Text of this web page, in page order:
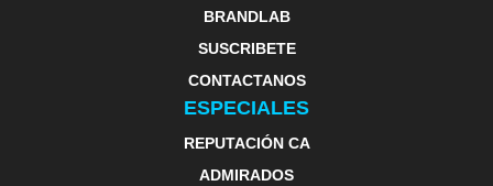
BRANDLAB
SUSCRIBETE
CONTACTANOS
ESPECIALES
REPUTACIÓN CA
ADMIRADOS